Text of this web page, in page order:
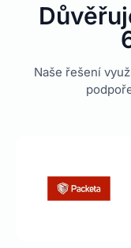
Naše řešení